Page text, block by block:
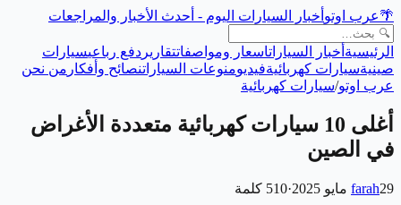
🌴عرب اوتو أخبار السيارات اليوم - أحدث الأخبار والمراجعات
الرئيسية أخبار السياراتاسعار ومواصفاتتقارير دفع رباعيسيارات
صينيةسيارات كهربائيةفيديومنوعات السياراتنصائح وأفكار من نحن
عرب اوتو/سيارات كهربائية
أغلى 10 سيارات كهربائية متعددة الأغراض
في الصين
farah29 مايو 2025 ·
510 كلمة